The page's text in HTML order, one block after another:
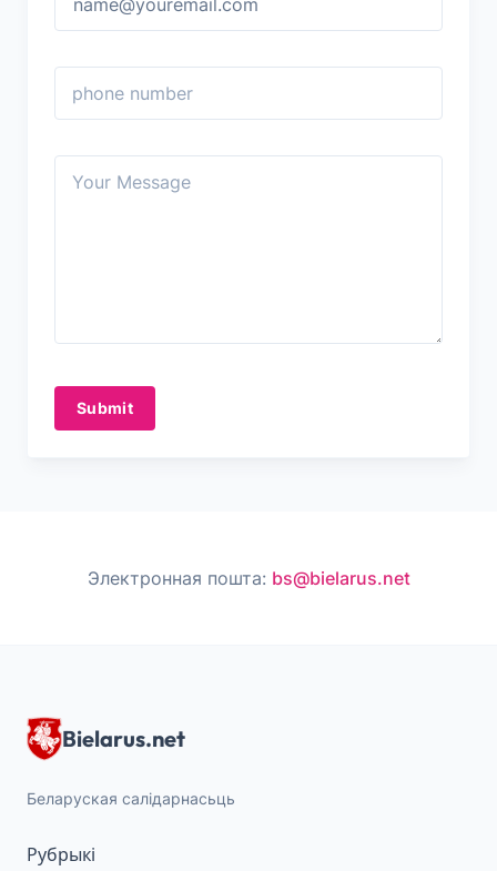
phone number
Your Message
Submit
Электронная пошта: bs@bielarus.net
Bielarus.net
Беларуская салідарнасьць
Рубрыкі